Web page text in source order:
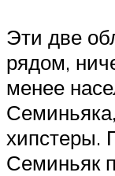
Эти две
рядом,
менее
хипстеры.
Семиньяк